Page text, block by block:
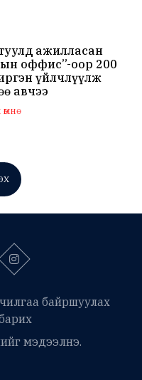
ажилласан
оффис”-оор 200
үйлчлүүлж
авчээ
байршуулах
мэдээлнэ.